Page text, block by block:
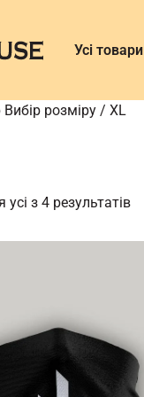
Усі товари
розміру / XL
з 4 результатів